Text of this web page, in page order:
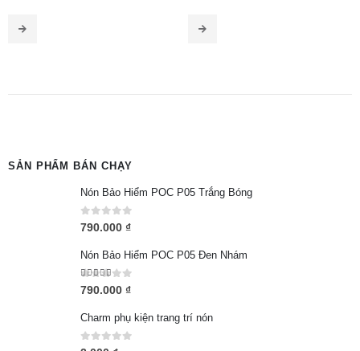
SẢN PHẨM BÁN CHẠY
Nón Bảo Hiểm POC P05 Trắng Bóng
0out of 5
790.000 ₫
Nón Bảo Hiểm POC P05 Đen Nhám
5.00 out of 5
790.000 ₫
Charm phụ kiện trang trí nón
0 out of 5